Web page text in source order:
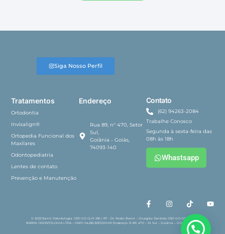
Siga Nosso Perfil
Tratamentos
Ortodontia
Invisalign®
Ortopedia Funcional dos
Maxilares
Odontopediatria
Lentes de contato
Prevenção e Manutenção
Endereço
Rua 89, n° 470, Setor
Sul,
Goiânia - Goiás,
74093-140
Contato
(62) 94263-2084
Trabalhe Conosco
Segunda à sexta-feira das
08h às 18h
Whastsapp
© 2023 Barini Odontologia. CRO GO CLM 236 | RT – Dr. Pedro Barini – Cirurgião Dentista CRO GO-CD 3286.
BARINI ODONTOLOGIA LTDA – CNPJ: 04.256.323/0001-00 Endereço: R. 89, 470 – St. Sul – Goiânia – GO, 74093-140